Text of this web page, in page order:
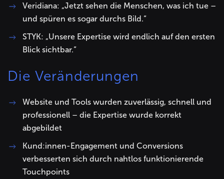
Veridiana: „Jetzt sehen die Menschen, was ich tue –
und spüren es sogar durchs Bild.“
STYK: „Unsere Expertise wird endlich auf den ersten
Blick sichtbar.“
Die Veränderungen
Website und Tools wurden zuverlässig, schnell und
professionell – die Expertise wurde korrekt
abgebildet
Kund:innen-Engagement und Conversions
verbesserten sich durch nahtlos funktionierende
Touchpoints